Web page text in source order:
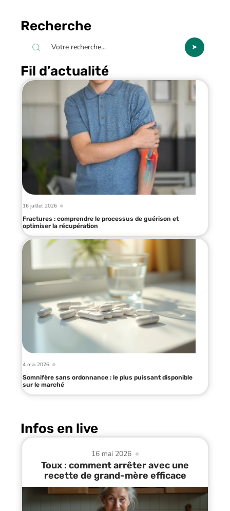
Recherche
Fil d’actualité
16 juillet 2026
Fractures : comprendre le processus de guérison et
optimiser la récupération
4 mai 2026
Somnifère sans ordonnance : le plus puissant disponible
sur le marché
Infos en live
16 mai 2026
Toux : comment arrêter avec une
recette de grand-mère efficace